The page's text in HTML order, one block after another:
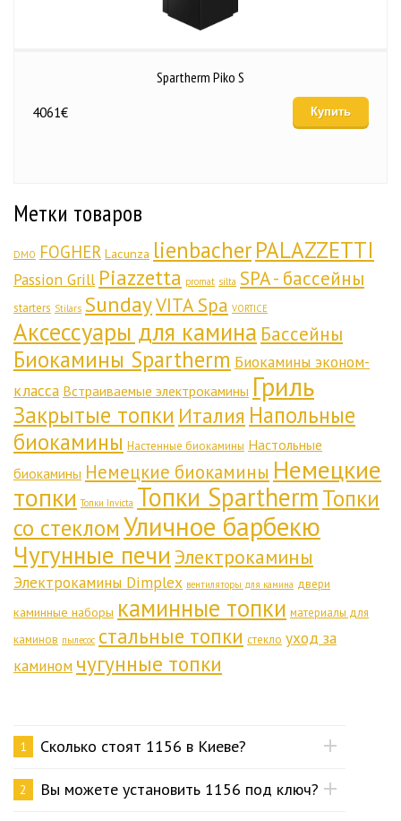
Spartherm Piko S
4061€ Купить
Метки товаров
DMO FOGHER Lacunza lienbacherPALAZZETTI
Passion Grill Piazzetta promat silta SPA - бассейны
starters Stilars SundayVITA Spa VORTICE
Аксессуары для камина Бассейны
Биокамины Spartherm Биокамины эконом-
класса Встраиваемые электрокамины Гриль
Закрытые топки Италия Напольные
биокамины Настенные биокамины Настольные
биокамины Немецкие биокамины Немецкие
топки Топки Invicta Топки SparthermТопки
со стекломУличное барбекю
Чугунные печи Электрокамины
Электрокамины Dimplex вентиляторы для камина двери
каминные наборы каминные топки материалы для
каминов пылесос стальные топки стекло уход за
камином чугунные топки
1 Сколько стоят 1156 в Киеве?
2 Вы можете установить 1156 под ключ?